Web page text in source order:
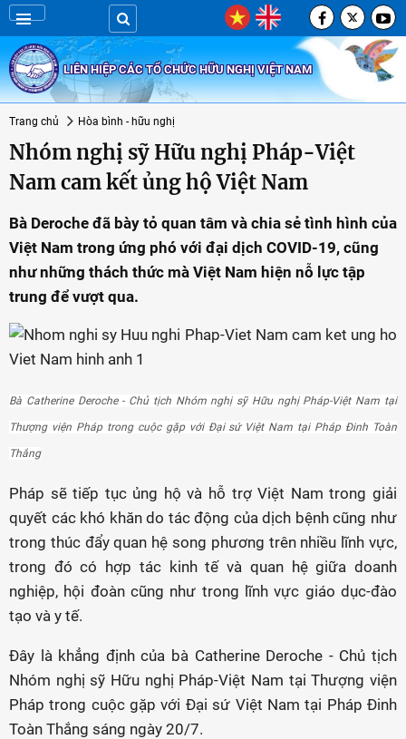
LIÊN HIỆP CÁC TỔ CHỨC HỮU NGHỊ VIỆT NAM
Trang chủ Hòa bình - hữu nghị
Nhóm nghị sỹ Hữu nghị Pháp-Việt
Nam cam kết ủng hộ Việt Nam
Bà Deroche đã bày tỏ quan tâm và chia sẻ tình hình của
Việt Nam trong ứng phó với đại dịch COVID-19, cũng
như những thách thức mà Việt Nam hiện nỗ lực tập
trung để vượt qua.
Bà Catherine Deroche - Chủ tịch Nhóm nghị sỹ Hữu nghị Pháp-Việt Nam tại
Thượng viện Pháp trong cuộc gặp với Đại sứ Việt Nam tại Pháp Đinh Toàn
Thắng
Pháp sẽ tiếp tục ủng hộ và hỗ trợ Việt Nam trong giải
quyết các khó khăn do tác động của dịch bệnh cũng như
trong thúc đẩy quan hệ song phương trên nhiều lĩnh vực,
trong đó có hợp tác kinh tế và quan hệ giữa doanh
nghiệp, hội đoàn cũng như trong lĩnh vực giáo dục-đào
tạo và y tế.
Đây là khẳng định của bà Catherine Deroche - Chủ tịch
Nhóm nghị sỹ Hữu nghị Pháp-Việt Nam tại Thượng viện
Pháp trong cuộc gặp với Đại sứ Việt Nam tại Pháp Đinh
Toàn Thắng sáng ngày 20/7.